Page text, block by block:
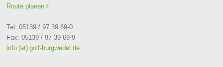
Route planen
Tel: 05139 / 97 39 69-0
Fax: 05139 / 97 39 69-9
info (at) golf-burgwedel.de